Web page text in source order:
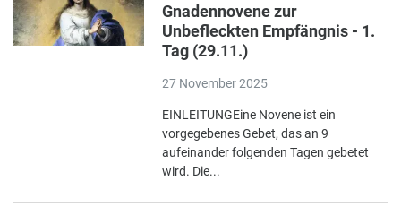
Gnadennovene zur
Unbefleckten Empfängnis - 1.
Tag (29.11.)
27 November 2025
EINLEITUNGEine Novene ist ein
vorgegebenes Gebet, das an 9
aufeinander folgenden Tagen gebetet
wird. Die...